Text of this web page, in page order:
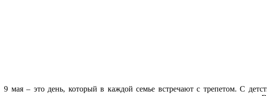
9 мая – это день, который в каждой семье встречают с трепетом. С